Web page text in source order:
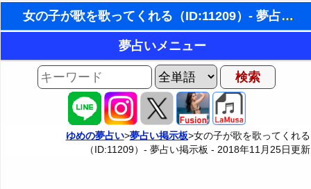
女の子が歌を歌ってくれる（ID:11209）- 夢占い掲示板
東洋・西洋占星術
ホラリー占星術
手相占いで未来診断
タロットカードで無料占い
命名の姓名判断
夢占いメニュー
AIゆめの夢占いチャット
夢占い掲示板
夢占い掲示板の使用ルール
カテゴリー別夢占い
ゆめの夢占い>夢占い掲示板>女の子が歌を歌ってくれる
（ID:11209）- 夢占い掲示板 - 2018年11月25日更新